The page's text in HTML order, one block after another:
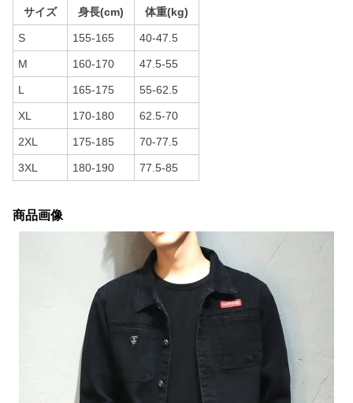
サイズ 身長(cm) 体重(kg)
S 155-165 40-47.5
M 160-170 47.5-55
L 165-175 55-62.5
XL 170-180 62.5-70
2XL 175-185 70-77.5
3XL 180-190 77.5-85
商品画像